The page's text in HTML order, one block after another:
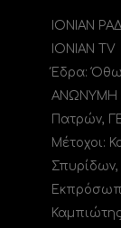
ΙΟΝΙΑΝ
IONIAN TV
Έδρα:
ΑΝΩΝΥΜΗ
Πατρών,
Μέτοχοι:
Σπυρίδων,